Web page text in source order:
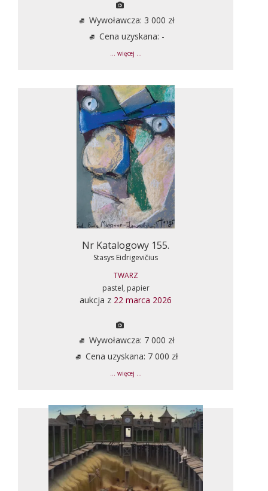
Wywoławcza: 3 000 zł
Cena uzyskana: -
... więcej ...
Nr Katalogowy 155.
Stasys Eidrigevičius
TWARZ
pastel, papier
aukcja z 22 marca 2026
Wywoławcza: 7 000 zł
Cena uzyskana: 7 000 zł
... więcej ...